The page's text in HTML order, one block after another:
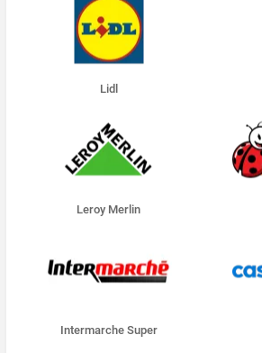
Lidl
Leroy Merlin
Intermarche Super